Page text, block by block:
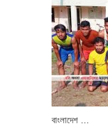
বাংলাদেশ ...